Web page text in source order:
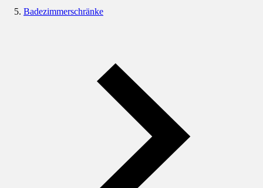
Badezimmerschränke